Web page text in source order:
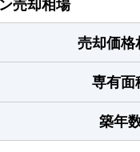
売却価格
専有面
築年